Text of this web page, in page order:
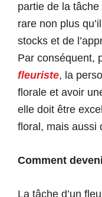
partie de la tâche
rare non plus
stocks et de
Par conséquent,
fleuriste, la
florale et avoir
elle doit être
floral, mais aussi
Comment
La tâche d’un